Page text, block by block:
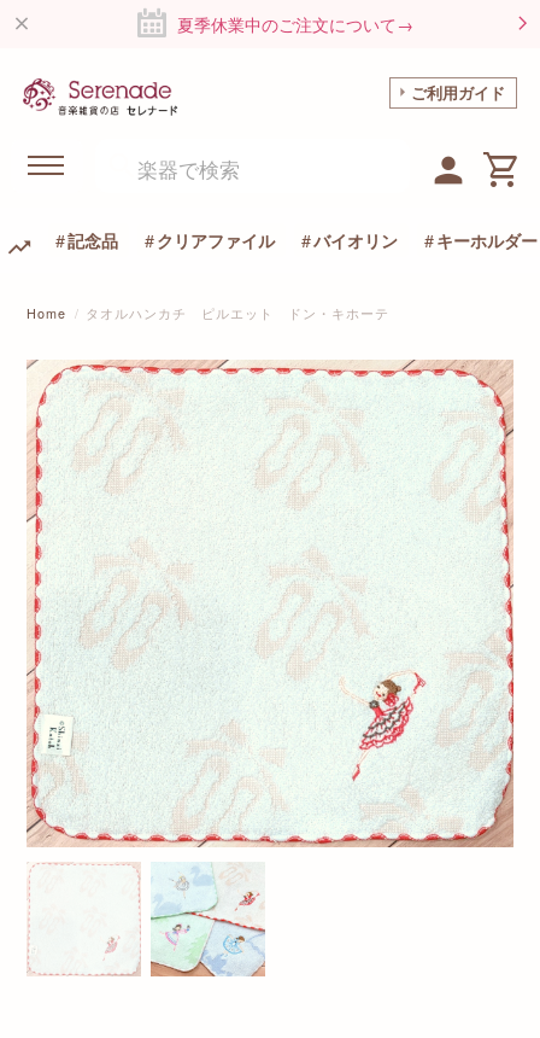
夏季休業中のご注文について→
ご利用ガイド
記念品 クリアファイル バイオリン キーホルダー
Home タオルハンカチ ピルエット ドン・キホーテ